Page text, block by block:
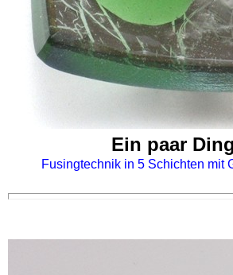
Ein paar
Fusingtechnik in 5 Schichten mit